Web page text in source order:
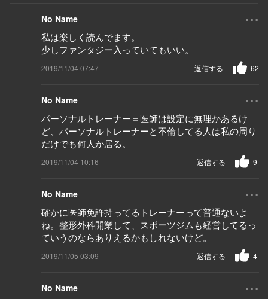
No Name ...
私は楽しく読んでます。
少しファンタジー入っていてもいい。
2019/11/04 07:47 62
返信する
No Name ...
パーソナルトレーナー＝医師は設定に無理かあるけ
ど、パーソナルトレーナーと不倫してる人は私の周り
だけでも何人か居る。
2019/11/04 10:16 9
返信する
No Name ...
確かに医師免許持ってるトレーナーって普通ないよ
ね。整形外科開業して、スポーツジムも経営してるっ
ていうのならありえるかもしれないけど。
2019/11/05 03:09 4
返信する
No Name ...